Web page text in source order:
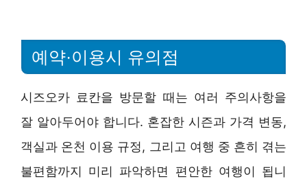
예약·이용시 유의점
시즈오카 료칸을 방문할 때는 여러 주의사항을
잘 알아두어야 합니다. 혼잡한 시즌과 가격 변동,
객실과 온천 이용 규정, 그리고 여행 중 흔히 겪는
불편함까지 미리 파악하면 편안한 여행이 됩니